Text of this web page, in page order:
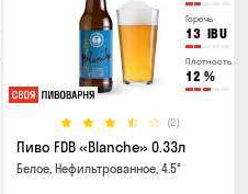
Горечь
13 IBU
Плотность
12 %
(2)
Пиво FDB «Blanche» 0.33л
Белое, Нефильтрованное, 4.5°